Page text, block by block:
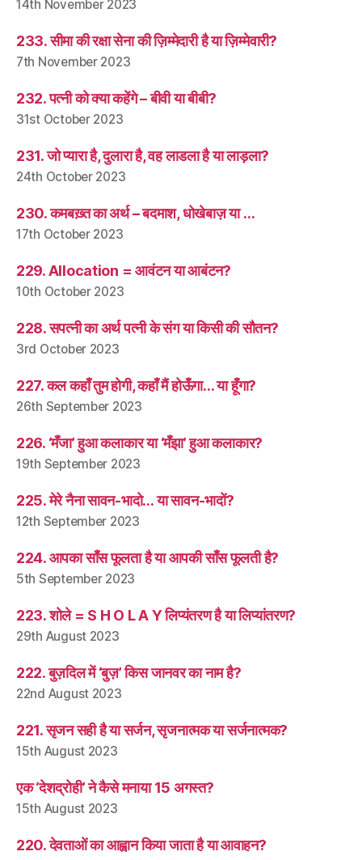
14th November 2023
233. सीमा की रक्षा सेना की ज़िम्मेदारी है या ज़िम्मेवारी?
7th November 2023
232. पत्नी को क्या कहेंगे – बीवी या बीबी?
31st October 2023
231. जो प्यारा है, दुलारा है, वह लाडला है या लाड़ला?
24th October 2023
230. कमबख़्त का अर्थ – बदमाश, धोखेबाज़ या …
17th October 2023
229. Allocation = आवंटन या आबंटन?
10th October 2023
228. सपत्नी का अर्थ पत्नी के संग या किसी की सौतन?
3rd October 2023
227. कल कहाँ तुम होगी, कहाँ मैं होऊँगा… या हूँगा?
26th September 2023
226. ‘मँजा’ हुआ कलाकार या ‘मँझा’ हुआ कलाकार?
19th September 2023
225. मेरे नैना सावन-भादो… या सावन-भादों?
12th September 2023
224. आपका साँस फूलता है या आपकी साँस फूलती है?
5th September 2023
223. शोले = S H O L A Y लिप्यंतरण है या लिप्यांतरण?
29th August 2023
222. बुज़दिल में ‘बुज़’ किस जानवर का नाम है?
22nd August 2023
221. सृजन सही है या सर्जन, सृजनात्मक या सर्जनात्मक?
15th August 2023
एक ‘देशद्रोही’ ने कैसे मनाया 15 अगस्त?
15th August 2023
220. देवताओं का आह्वान किया जाता है या आवाहन?